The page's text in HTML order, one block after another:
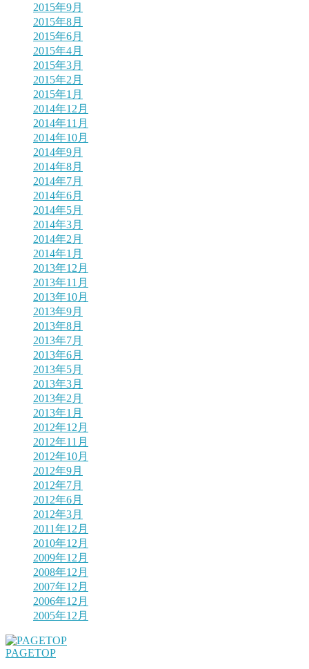
2015年9月
2015年8月
2015年6月
2015年4月
2015年3月
2015年2月
2015年1月
2014年12月
2014年11月
2014年10月
2014年9月
2014年8月
2014年7月
2014年6月
2014年5月
2014年3月
2014年2月
2014年1月
2013年12月
2013年11月
2013年10月
2013年9月
2013年8月
2013年7月
2013年6月
2013年5月
2013年3月
2013年2月
2013年1月
2012年12月
2012年11月
2012年10月
2012年9月
2012年7月
2012年6月
2012年3月
2011年12月
2010年12月
2009年12月
2008年12月
2007年12月
2006年12月
2005年12月
PAGETOP